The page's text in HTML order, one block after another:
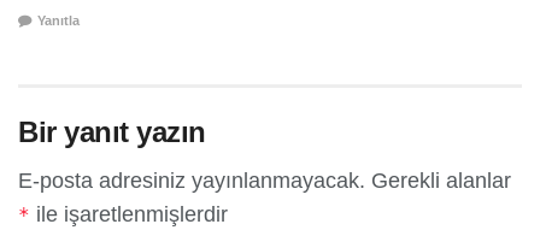
Yanıtla
Bir yanıt yazın
E-posta adresiniz yayınlanmayacak. Gerekli alanlar
* ile işaretlenmişlerdir